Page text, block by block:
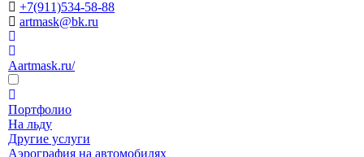
+7(911)534-58-88
artmask@bk.ru
Aartmask.ru/
Портфолио
На льду
Другие услуги
Аэрография на автомобилях